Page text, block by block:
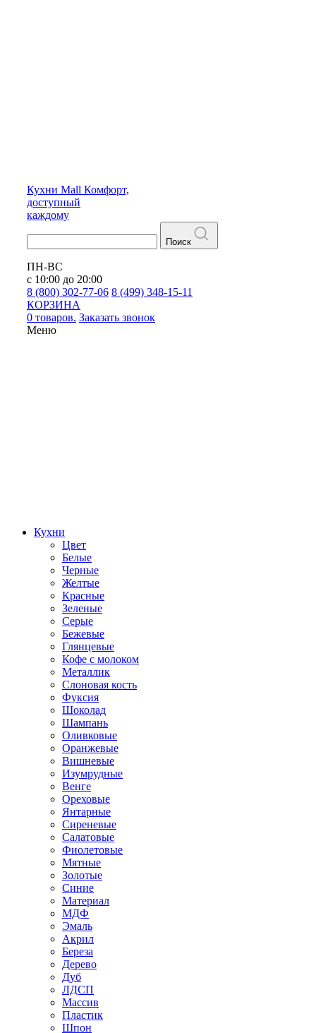
Кухни Mall Комфорт,
доступный
каждому
Поиск
ПН-ВС
с 10:00 до 20:00
8 (800) 302-77-06 8 (499) 348-15-11
КОРЗИНА
0 товаров. Заказать звонок
Меню
Кухни
Цвет
Белые
Черные
Желтые
Красные
Зеленые
Серые
Бежевые
Глянцевые
Кофе с молоком
Металлик
Слоновая кость
Фуксия
Шоколад
Шампань
Оливковые
Оранжевые
Вишневые
Изумрудные
Венге
Ореховые
Янтарные
Сиреневые
Салатовые
Фиолетовые
Мятные
Золотые
Синие
Материал
МДФ
Эмаль
Акрил
Береза
Дерево
Дуб
ЛДСП
Массив
Пластик
Шпон